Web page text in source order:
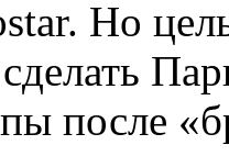
Но
после